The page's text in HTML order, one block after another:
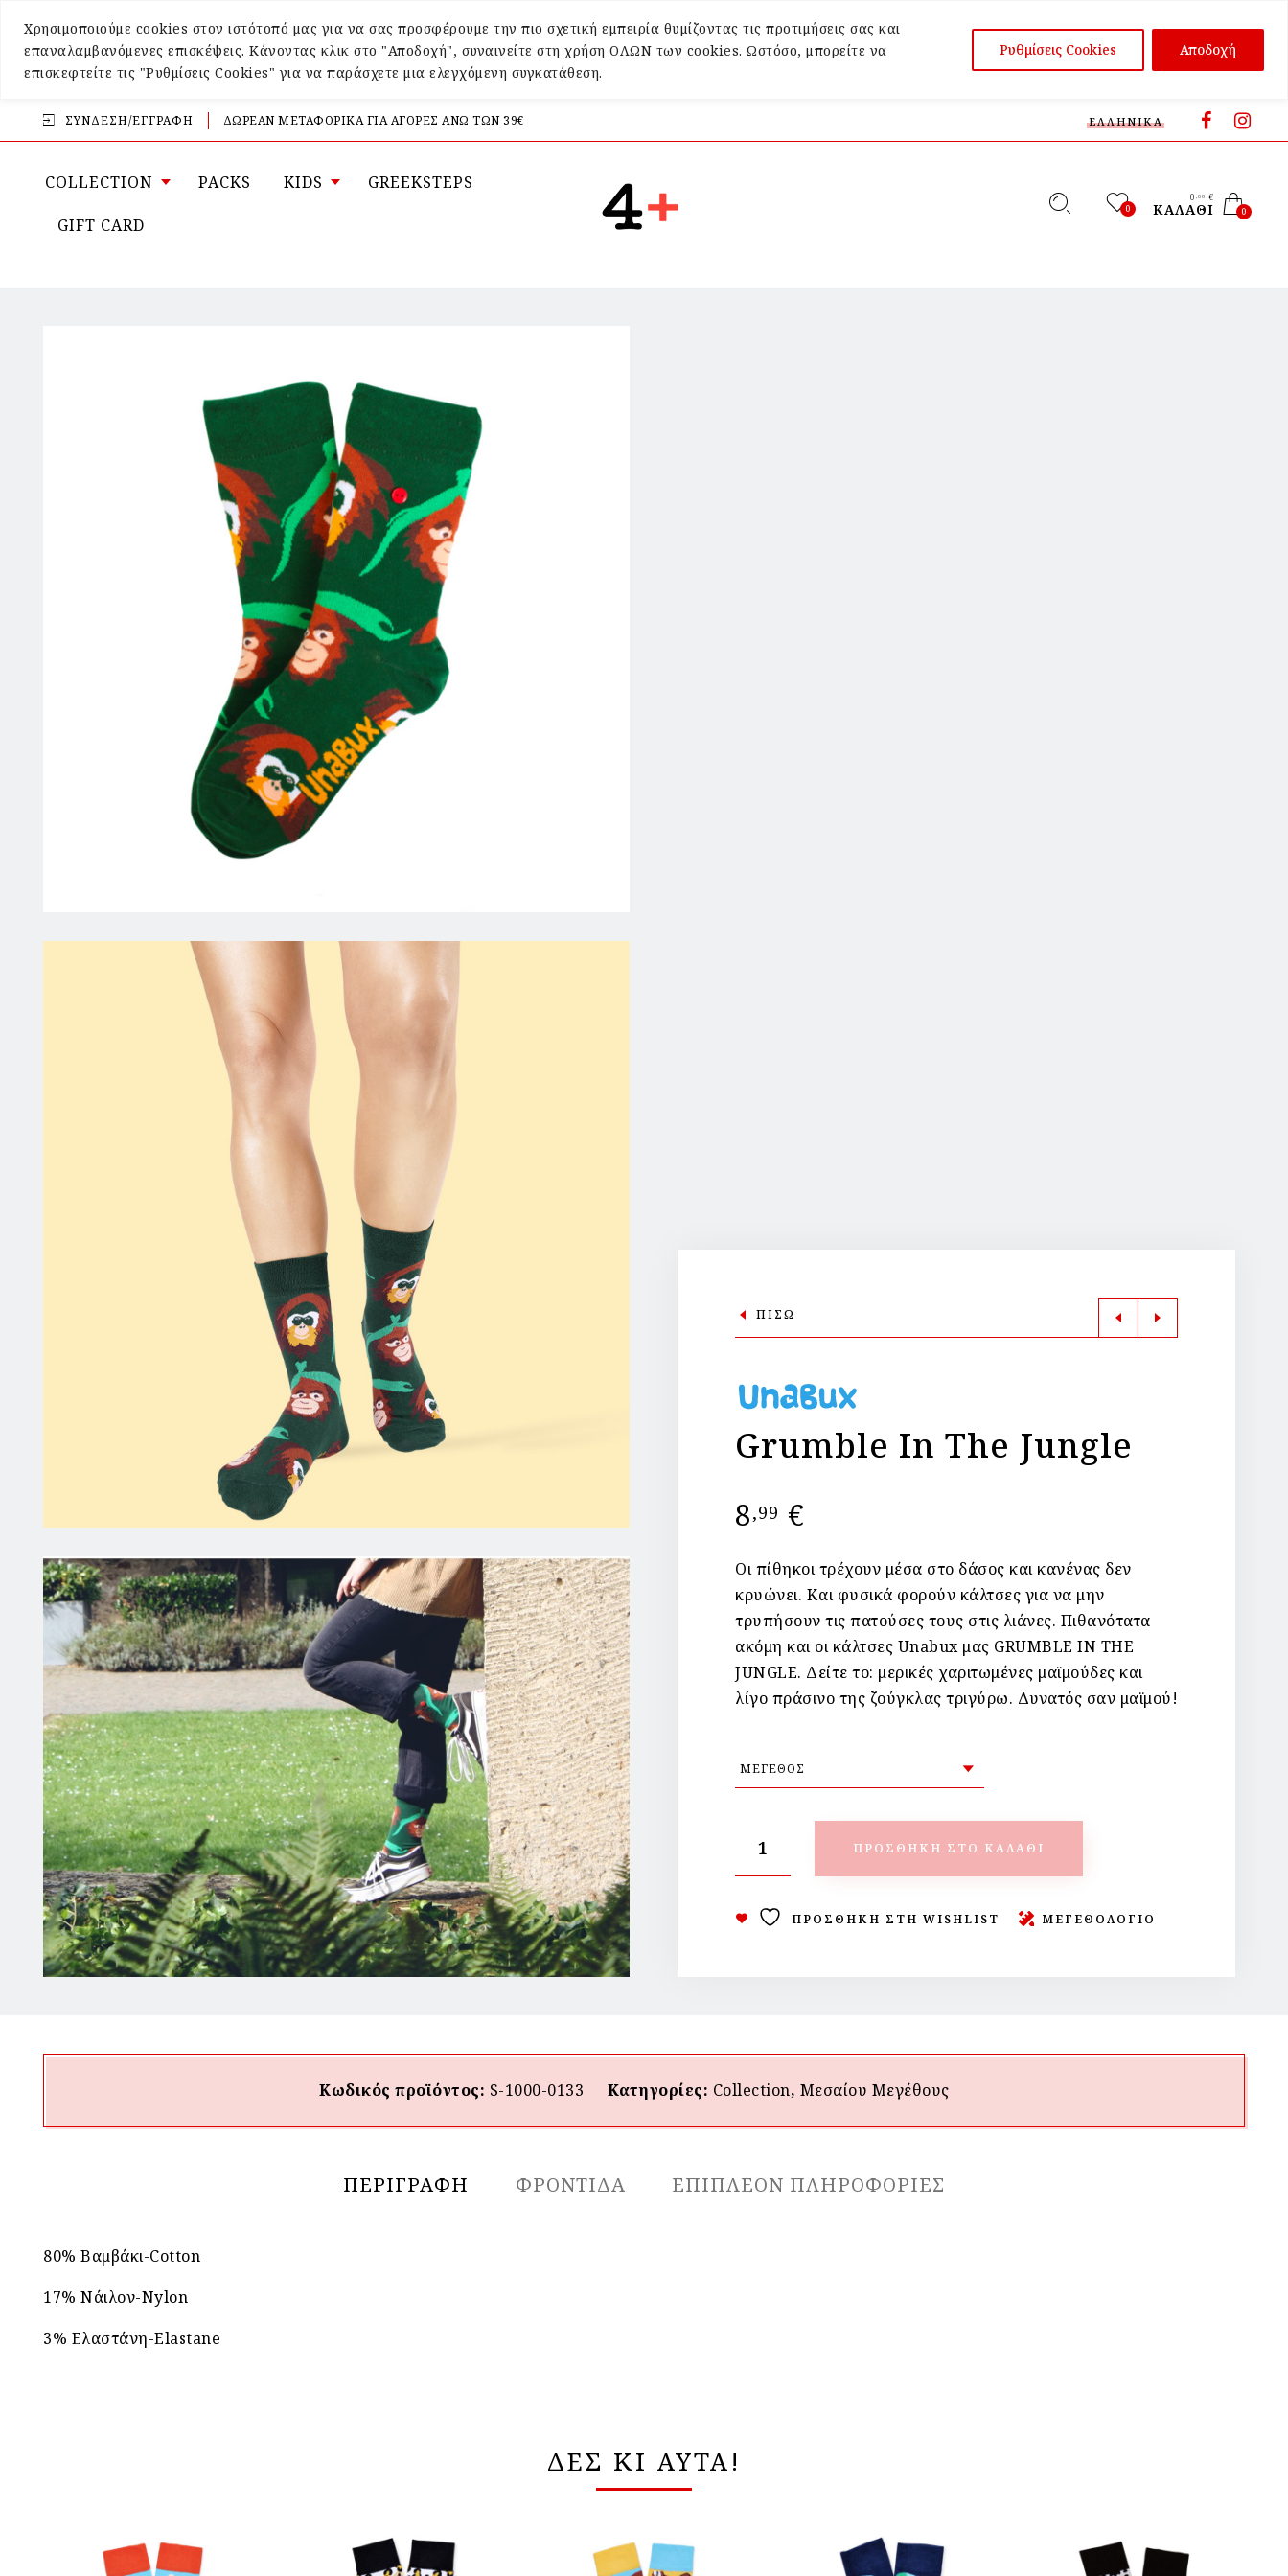
Χρησιμοποιούμε cookies στον ιστότοπό μας για να σας προσφέρουμε την πιο σχετική εμπειρία θυμίζοντας τις προτιμήσεις σας και
επαναλαμβανόμενες επισκέψεις. Κάνοντας κλικ στο "Αποδοχή", συναινείτε στη χρήση ΟΛΩΝ των cookies. Ωστόσο, μπορείτε να
επισκεφτείτε τις "Ρυθμίσεις Cookies" για να παράσχετε μια ελεγχόμενη συγκατάθεση.
Ρυθμίσεις Cookies Αποδοχή
ΣΎΝΔΕΣΗ/ΕΓΓΡΑΦΉ ΔΩΡΕΑΝ ΜΕΤΑΦΟΡΙΚΑ ΓΙΑ ΑΓΟΡΕΣ ΑΝΩ ΤΩΝ 39€ ΕΛΛΗΝΙΚΆ
COLLECTION PACKS KIDS GREEKSTEPS
GIFT CARD
0
0 ,00 €
ΚΑΛΆΘΙ 0
ΠΙΣΩ
Grumble In The Jungle
8,99 €
Οι πίθηκοι τρέχουν μέσα στο δάσος και κανένας δεν
κρυώνει. Και φυσικά φορούν κάλτσες για να μην
τρυπήσουν τις πατούσες τους στις λιάνες. Πιθανότατα
ακόμη και οι κάλτσες Unabux μας GRUMBLE IN THE
JUNGLE. Δείτε το: μερικές χαριτωμένες μαϊμούδες και
λίγο πράσινο της ζούγκλας τριγύρω. Δυνατός σαν μαϊμού!
ΠΡΟΣΘΉΚΗ ΣΤΟ ΚΑΛΆΘΙ
ΠΡΟΣΘΉΚΗ ΣΤΗ WISHLIST ΜΕΓΕΘΟΛΟΓΙΟ
Κωδικός προϊόντος: S-1000-0133 Κατηγορίες: Collection, Μεσαίου Mεγέθους
ΠΕΡΙΓΡΑΦΉ ΦΡΟΝΤΙΔΑ ΕΠΙΠΛΈΟΝ ΠΛΗΡΟΦΟΡΊΕΣ
80% Βαμβάκι-Cotton
17% Νάιλον-Nylon
3% Ελαστάνη-Elastane
ΔΕΣ ΚΙ ΑΥΤΑ!